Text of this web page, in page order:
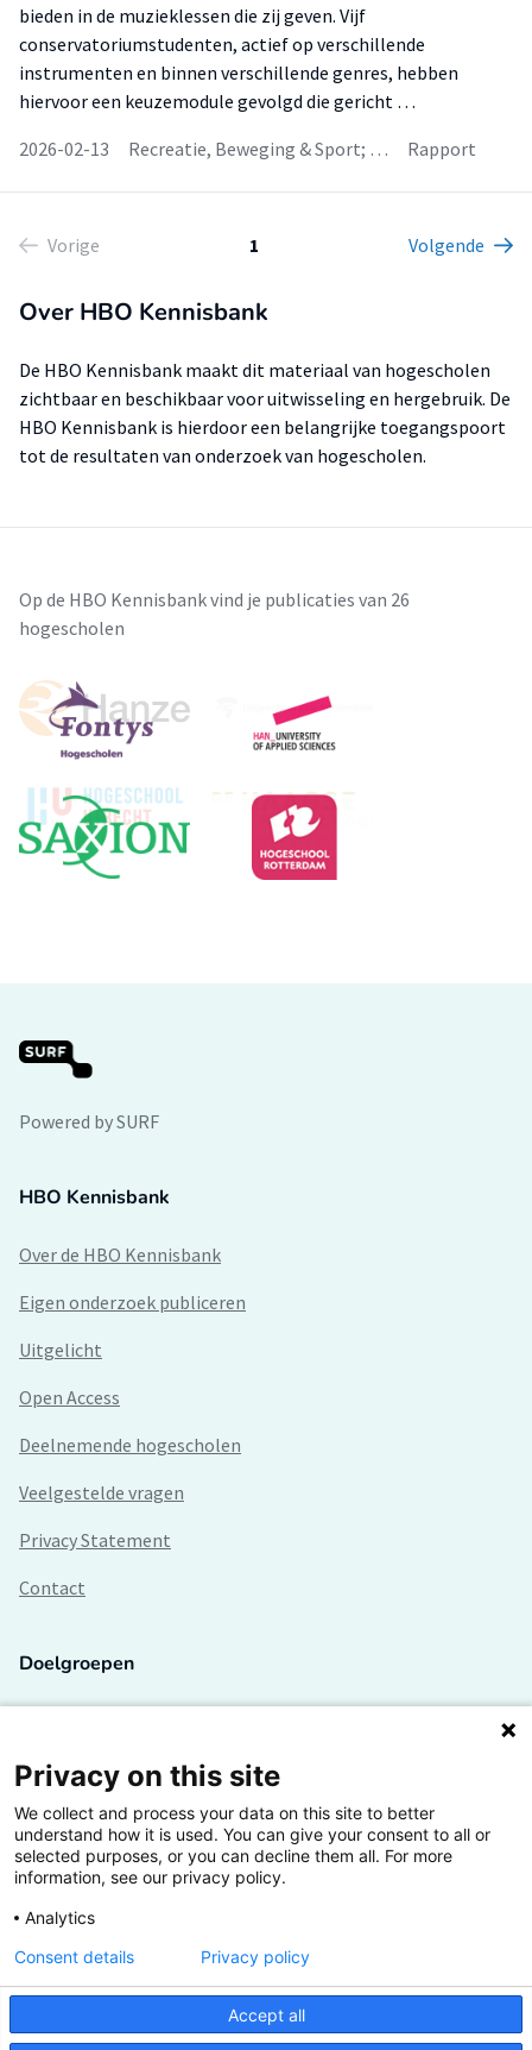
bieden in de muzieklessen die zij geven. Vijf
conservatoriumstudenten, actief op verschillende
instrumenten en binnen verschillende genres, hebben
hiervoor een keuzemodule gevolgd die gericht …
2026-02-13
Recreatie, Beweging & Sport; … Rapport
Vorige 1 Volgende
Over HBO Kennisbank
De HBO Kennisbank maakt dit materiaal van hogescholen
zichtbaar en beschikbaar voor uitwisseling en hergebruik. De
HBO Kennisbank is hierdoor een belangrijke toegangspoort
tot de resultaten van onderzoek van hogescholen.
Op de HBO Kennisbank vind je publicaties van 26
hogescholen
Powered by SURF
HBO Kennisbank
Over de HBO Kennisbank
Eigen onderzoek publiceren
Uitgelicht
Open Access
Deelnemende hogescholen
Veelgestelde vragen
Privacy Statement
Contact
Doelgroepen
Lectoren en onderzoekers
Bedrijven
Hogescholen
De grootste kennisbank van het HBO
Inspiratie op jouw vakgebied
Privacy on this site
We collect and process your data on this site to better
understand how it is used. You can give your consent to all or
selected purposes, or you can decline them all. For more
information, see our privacy policy.
Analytics
Accept all
Consent details Privacy policy